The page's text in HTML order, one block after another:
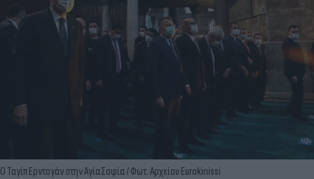
Ο Ταγίπ Ερντογάν στην Αγία Σοφία / Φωτ. Αρχείου Eurokinissi